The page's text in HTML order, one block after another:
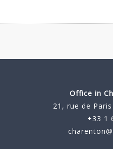
Office in
21, rue de
+33 1